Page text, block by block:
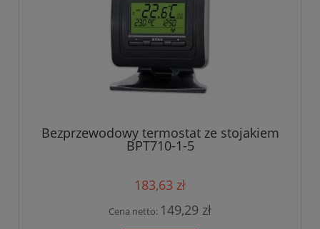
Bezprzewodowy termostat ze stojakiem
BPT710-1-5
183,63 zł
Cena netto: 149,29 zł